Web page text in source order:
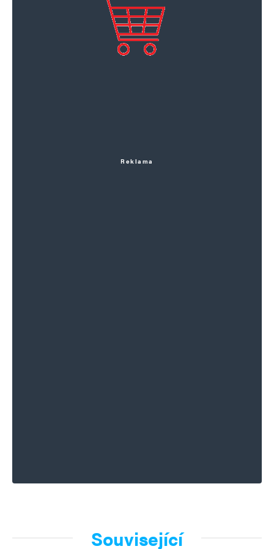
Reklama
Související